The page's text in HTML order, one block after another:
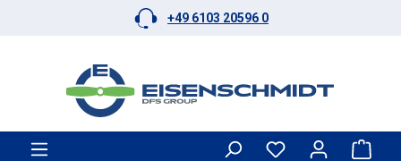
Zum Hauptinhalt springen+49 6103 20596 0